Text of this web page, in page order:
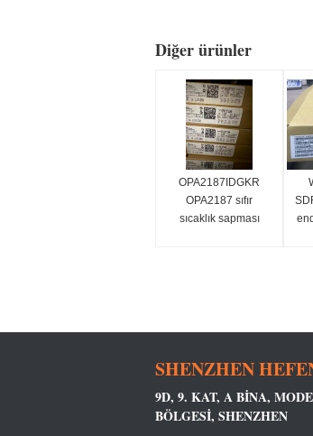
Diğer ürünler
OPA2187IDGKR
OPA2187 sıfır
sıcaklık sapması
SHENZHEN
9D, 9. KAT, A BINA,
BÖLGESI, SHENZHEN